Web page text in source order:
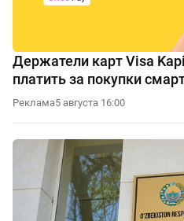
Держатели карт Visa
платить за покупки
Реклама5 августа 16:00